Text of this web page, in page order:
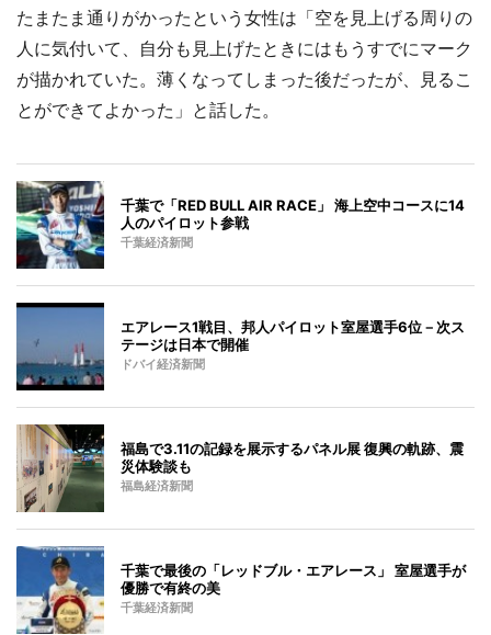
たまたま通りがかったという女性は「空を見上げる周りの
人に気付いて、自分も見上げたときにはもうすでにマーク
が描かれていた。薄くなってしまった後だったが、見るこ
とができてよかった」と話した。
千葉で「RED BULL AIR RACE」 海上空中コースに14
人のパイロット参戦
千葉経済新聞
エアレース1戦目、邦人パイロット室屋選手6位－次ス
テージは日本で開催
ドバイ経済新聞
福島で3.11の記録を展示するパネル展 復興の軌跡、震
災体験談も
福島経済新聞
千葉で最後の「レッドブル・エアレース」 室屋選手が
優勝で有終の美
千葉経済新聞